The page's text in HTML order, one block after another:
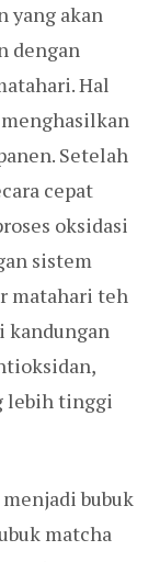
yang akan
dengan
Hal
Setelah
cepat
oksidasi
sistem
matahari teh
kandungan
lebih tinggi
bubuk
matcha